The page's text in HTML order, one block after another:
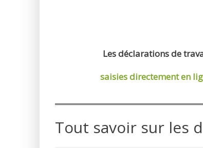
Les déclarations de
saisies directement en
Tout savoir sur les